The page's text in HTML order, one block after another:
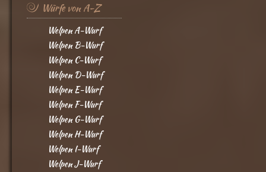
Würfe von A-Z
Welpen A-Wurf
Welpen B-Wurf
Welpen C-Wurf
Welpen D-Wurf
Welpen E-Wurf
Welpen F-Wurf
Welpen G-Wurf
Welpen H-Wurf
Welpen I-Wurf
Welpen J-Wurf